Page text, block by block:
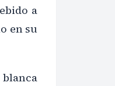
a
en su